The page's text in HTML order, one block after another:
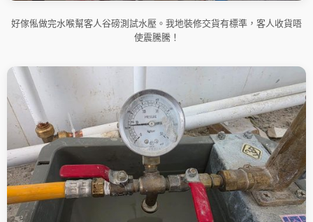
好傢俬做完水喉幫客人谷磅測試水壓。我地裝修交貨有標準，客人收貨唔
使震騰騰！